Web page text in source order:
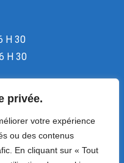
privée.
votre expérience
ou des contenus
En cliquant sur « Tout
H 30
H 30